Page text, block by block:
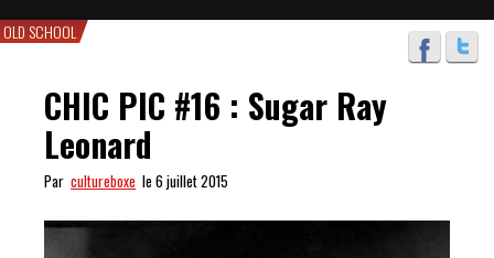
OLD SCHOOL
CHIC PIC #16 : Sugar Ray
Leonard
Par cultureboxe le 6 juillet 2015